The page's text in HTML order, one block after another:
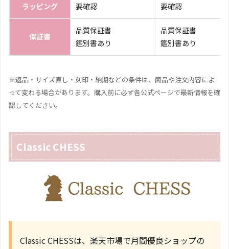
ラッピング 要確認 要確認
保証書
品質保証書
鑑別書あり
品質保証書
鑑別書あり
※返品・サイズ直し・刻印・納期などの条件は、商品や注文内容によ
って変わる場合があります。購入前に必ず各公式ページで最新情報を確
認してください。
Classic CHESS
Classic CHESSは、楽天市場で月間優良ショップの